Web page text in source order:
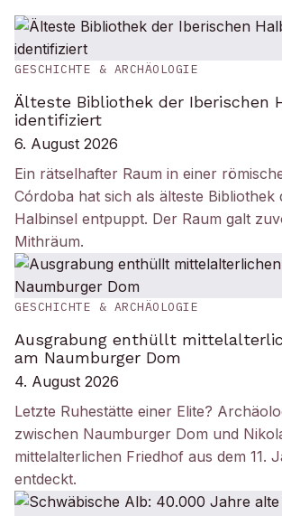
GESCHICHTE & ARCHÄOLOGIE
Älteste Bibliothek der Iberischen
identifiziert
6. August 2026
Ein rätselhafter Raum in einer
Córdoba hat sich als älteste Bibliothek
Halbinsel entpuppt. Der Raum galt
Mithräum.
GESCHICHTE & ARCHÄOLOGIE
Ausgrabung enthüllt
am Naumburger Dom
4. August 2026
Letzte Ruhestätte einer Elite?
zwischen Naumburger Dom und
mittelalterlichen Friedhof aus dem 11.
entdeckt.